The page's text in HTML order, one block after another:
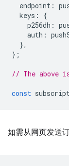
endpoint :
keys :
{
p256dh :
auth :
},
};
// The above
const
如需从网页发送